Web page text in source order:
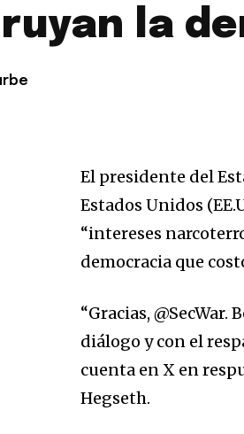
la
El presidente del
Estados Unidos
“intereses
democracia que
“Gracias,
diálogo y con el
cuenta en X en
Hegseth.